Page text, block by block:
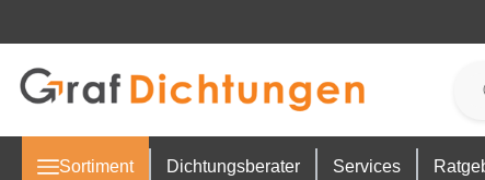
Sortiment Dichtungsberater Services